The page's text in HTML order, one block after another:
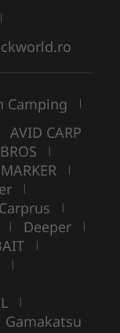
|
Camping |
AVID CARP
BROS |
|
|
Carprus |
| Deeper |
|
|
|
Gamakatsu